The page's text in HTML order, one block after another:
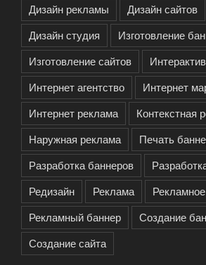
Дизайн рекламы
Дизайн сайтов
Дизайн студия
Изготовление
Изготовление сайтов
Интернет агентство
Интернет
Интернет реклама
Контекстная
Наружная реклама
Печать
Разработка баннеров
Редизайн
Реклама
Рекламный баннер
Создание
Создание сайта